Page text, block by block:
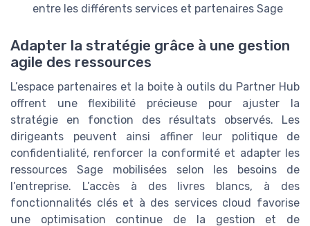
entre les différents services et partenaires Sage
Adapter la stratégie grâce à une gestion
agile des ressources
L’espace partenaires et la boite à outils du Partner Hub
offrent une flexibilité précieuse pour ajuster la
stratégie en fonction des résultats observés. Les
dirigeants peuvent ainsi affiner leur politique de
confidentialité, renforcer la conformité et adapter les
ressources Sage mobilisées selon les besoins de
l’entreprise. L’accès à des livres blancs, à des
fonctionnalités clés et à des services cloud favorise
une optimisation continue de la gestion et de